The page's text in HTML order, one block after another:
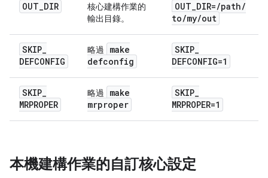
OUT_DIR
核心建構作業的
輸出目錄。
OUT_DIR=/path/
to/my/out
SKIP_
DEFCONFIG
略過
make
defconfig
SKIP_
DEFCONFIG=1
SKIP_
MRPROPER
略過
make
mrproper
SKIP_
MRPROPER=1
本機建構作業的自訂核心設定